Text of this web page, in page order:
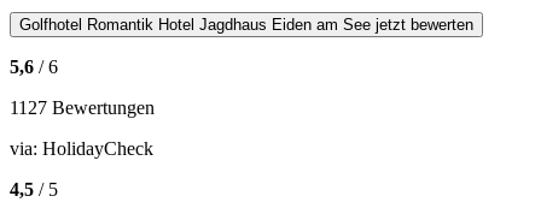
Golfhotel Romantik Hotel Jagdhaus Eiden am See jetzt bewerten
5,6 / 6
1127 Bewertungen
via: HolidayCheck
4,5 / 5